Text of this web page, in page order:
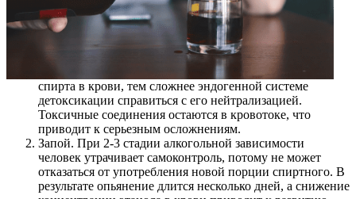
спирта в крови, тем сложнее эндогенной системе
детоксикации справиться с его нейтрализацией.
Токсичные соединения остаются в кровотоке, что
приводит к серьезным осложнениям.
Запой. При 2-3 стадии алкогольной зависимости
человек утрачивает самоконтроль, потому не может
отказаться от употребления новой порции спиртного. В
результате опьянение длится несколько дней, а снижение